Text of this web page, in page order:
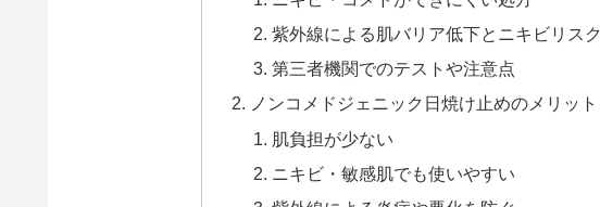
紫外線による肌バリア低下とニキビリスク
第三者機関でのテストや注意点
ノンコメドジェニック日焼け止めのメリット
肌負担が少ない
ニキビ・敏感肌でも使いやすい